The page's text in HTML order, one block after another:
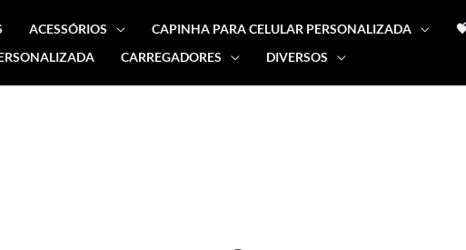
ACESSÓRIOS CAPINHA PARA CELULAR PERSONALIZADA
CARREGADORES DIVERSOS